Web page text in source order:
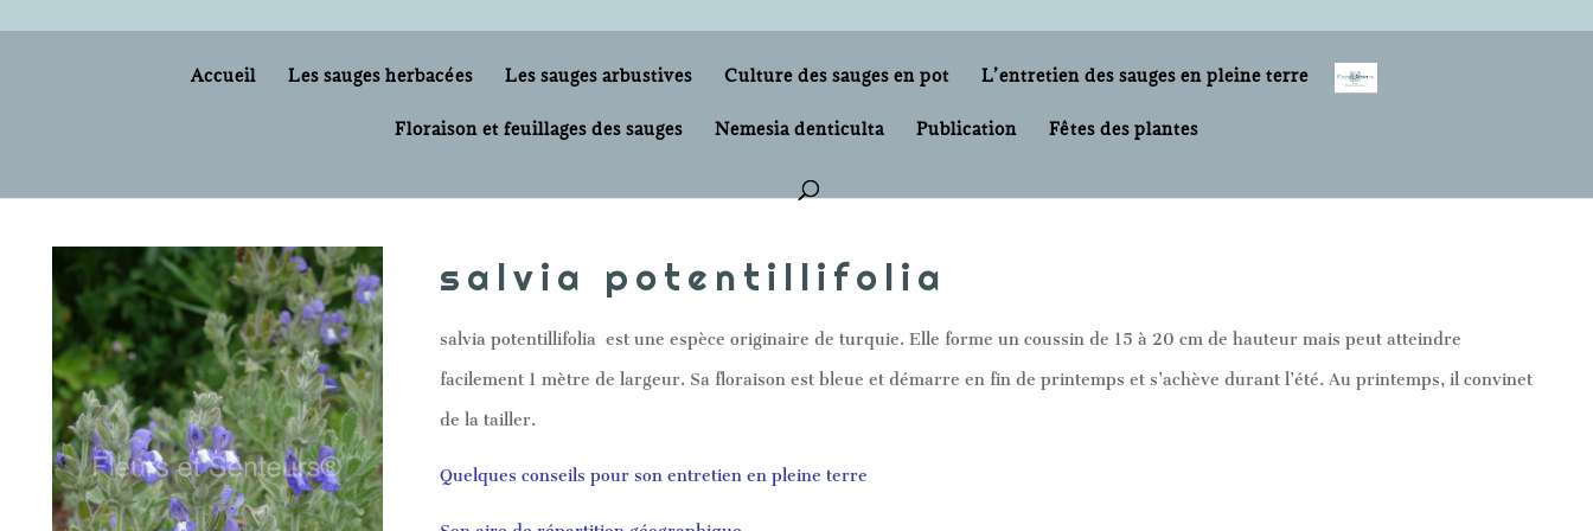
Accueil Les sauges herbacées Les sauges arbustives Culture des sauges en pot L’entretien des sauges en pleine terre
Floraison et feuillages des sauges Nemesia denticulta Publication Fêtes des plantes
salvia potentillifolia
salvia potentillifolia est une espèce originaire de turquie. Elle forme un coussin de 15 à 20 cm de hauteur mais peut atteindre
facilement 1 mètre de largeur. Sa floraison est bleue et démarre en fin de printemps et s’achève durant l’été. Au printemps, il convinet
de la tailler.
Quelques conseils pour son entretien en pleine terre